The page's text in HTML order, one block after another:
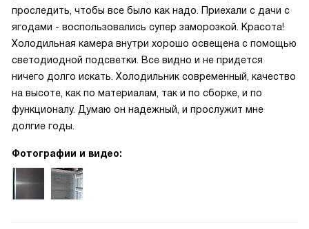
проследить, чтобы все было как надо. Приехали с дачи с
ягодами - воспользовались супер заморозкой. Красота!
Холодильная камера внутри хорошо освещена с помощью
светодиодной подсветки. Все видно и не придется
ничего долго искать. Холодильник современный, качество
на высоте, как по материалам, так и по сборке, и по
функционалу. Думаю он надежный, и прослужит мне
долгие годы.
Фотографии и видео: